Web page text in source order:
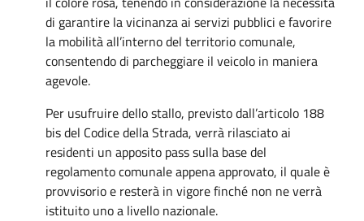
di garantire la vicinanza ai servizi pubblici e favorire
la mobilità all’interno del territorio comunale,
consentendo di parcheggiare il veicolo in maniera
agevole.
Per usufruire dello stallo, previsto dall’articolo 188
bis del Codice della Strada, verrà rilasciato ai
residenti un apposito pass sulla base del
regolamento comunale appena approvato, il quale è
provvisorio e resterà in vigore finché non ne verrà
istituito uno a livello nazionale.